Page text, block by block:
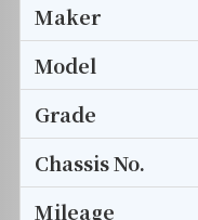
Maker
Model
Grade
Chassis No.
Mileage